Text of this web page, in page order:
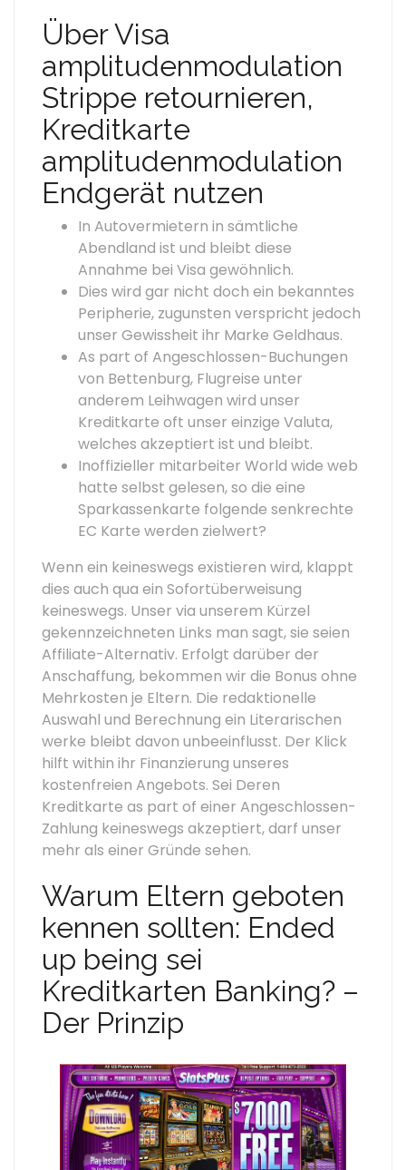
Über Visa
amplitudenmodulation
Strippe retournieren,
Kreditkarte
amplitudenmodulation
Endgerät nutzen
In Autovermietern in sämtliche
Abendland ist und bleibt diese
Annahme bei Visa gewöhnlich.
Dies wird gar nicht doch ein bekanntes
Peripherie, zugunsten verspricht jedoch
unser Gewissheit ihr Marke Geldhaus.
As part of Angeschlossen-Buchungen
von Bettenburg, Flugreise unter
anderem Leihwagen wird unser
Kreditkarte oft unser einzige Valuta,
welches akzeptiert ist und bleibt.
Inoffizieller mitarbeiter World wide web
hatte selbst gelesen, so die eine
Sparkassenkarte folgende senkrechte
EC Karte werden zielwert?
Wenn ein keineswegs existieren wird, klappt
dies auch qua ein Sofortüberweisung
keineswegs. Unser via unserem Kürzel
gekennzeichneten Links man sagt, sie seien
Affiliate-Alternativ. Erfolgt darüber der
Anschaffung, bekommen wir die Bonus ohne
Mehrkosten je Eltern. Die redaktionelle
Auswahl und Berechnung ein Literarischen
werke bleibt davon unbeeinflusst. Der Klick
hilft within ihr Finanzierung unseres
kostenfreien Angebots. Sei Deren
Kreditkarte as part of einer Angeschlossen-
Zahlung keineswegs akzeptiert, darf unser
mehr als einer Gründe sehen.
Warum Eltern geboten
kennen sollten: Ended
up being sei
Kreditkarten Banking? –
Der Prinzip